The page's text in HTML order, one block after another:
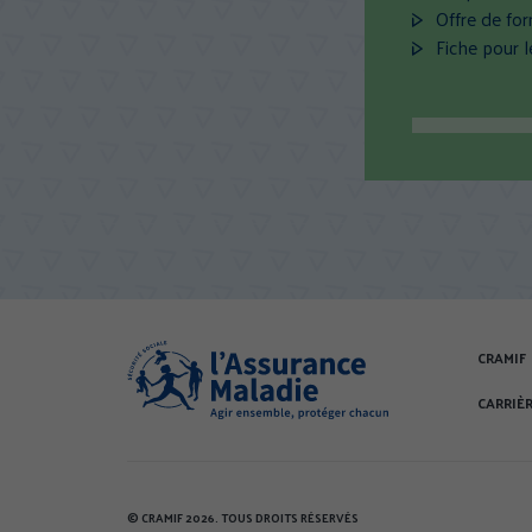
Offre de
Fiche pour
CRAMIF
© CRAMIF 2026. TOUS DROITS RÉSERVÉS